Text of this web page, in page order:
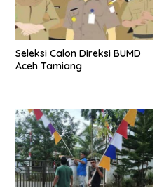
Seleksi Calon Direksi BUMD
Aceh Tamiang